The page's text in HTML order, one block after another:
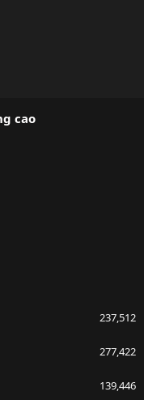
cao
237,512
277,422
139,446